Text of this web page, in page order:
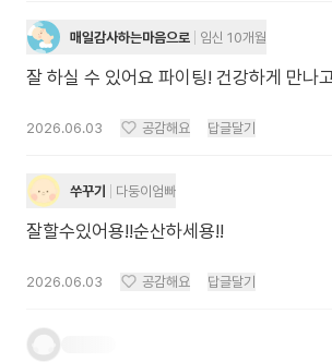
매일감사하는마음으로 임신 10개월
잘 하실 수 있어요 파이팅! 건강하게 만나
2026.06.03 공감해요 답글달기
쑤꾸기 다둥이엄빠
잘할수있어용!!순산하세용!!
2026.06.03 공감해요 답글달기